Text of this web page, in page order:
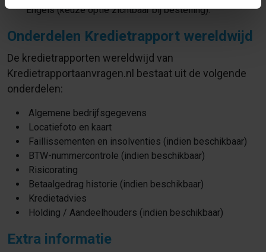
Engels (keuze optie zichtbaar bij bestelling).
Onderdelen Kredietrapport wereldwijd
De kredietrapporten wereldwijd van
Kredietrapportaanvragen.nl bestaat uit de volgende
onderdelen:
Algemene bedrijfsgegevens
Locatiefoto en kaart
Faillissementen en insolventies (indien beschikbaar)
BTW-nummercontrole (indien beschikbaar)
Risicorating
Betaalgedrag historie (indien beschikbaar)
Kredietadvies
Holding / Aandeelhouders (indien beschikbaar)
Extra informatie